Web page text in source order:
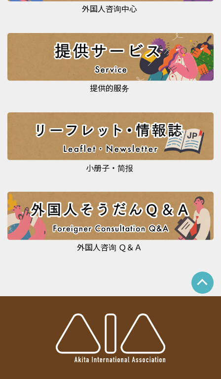
外国人咨询中心
提供的服务
小册子・简报
外国人咨询 Ｑ＆Ａ